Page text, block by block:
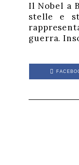
Il Nobel a
stelle e
guerra.